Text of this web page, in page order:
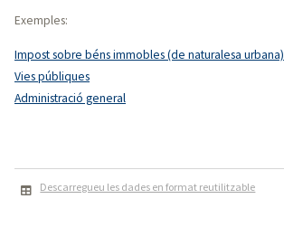
Exemples:
Impost sobre béns immobles (de naturalesa urbana)
Vies públiques
Administració general
Descarregueu les dades en format reutilitzable